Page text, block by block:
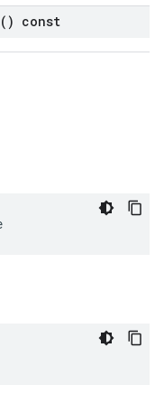
() const